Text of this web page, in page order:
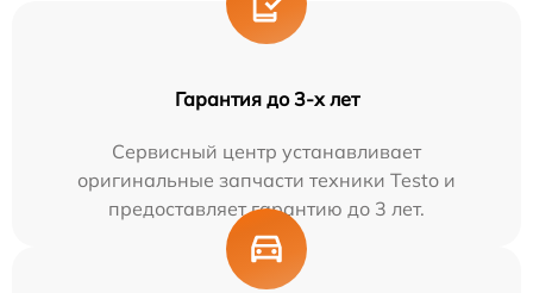
Гарантия до 3-х лет
Сервисный центр устанавливает
оригинальные запчасти техники Testo и
предоставляет гарантию до 3 лет.